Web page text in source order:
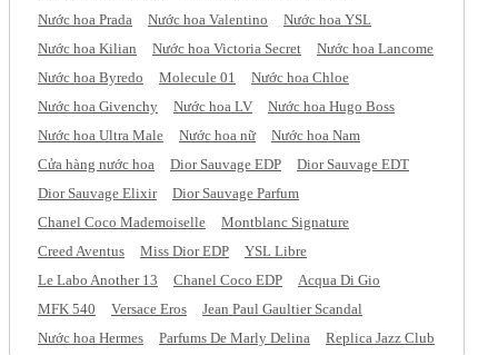
Nước hoa Prada
Nước hoa Valentino
Nước hoa YSL
Nước hoa Kilian
Nước hoa Victoria Secret
Nước hoa Lancome
Nước hoa Byredo
Molecule 01
Nước hoa Chloe
Nước hoa Givenchy
Nước hoa LV
Nước hoa Hugo Boss
Nước hoa Ultra Male
Nước hoa nữ
Nước hoa Nam
Cửa hàng nước hoa
Dior Sauvage EDP
Dior Sauvage EDT
Dior Sauvage Elixir
Dior Sauvage Parfum
Chanel Coco Mademoiselle
Montblanc Signature
Creed Aventus
Miss Dior EDP
YSL Libre
Le Labo Another 13
Chanel Coco EDP
Acqua Di Gio
MFK 540
Versace Eros
Jean Paul Gaultier Scandal
Nước hoa Hermes
Parfums De Marly Delina Replica Jazz Club